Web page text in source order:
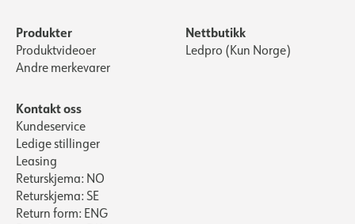
Produkter
Produktvideoer
Andre merkevarer
Nettbutikk
Ledpro (Kun Norge)
Kontakt oss
Kundeservice
Ledige stillinger
Leasing
Returskjema: NO
Returskjema: SE
Return form: ENG